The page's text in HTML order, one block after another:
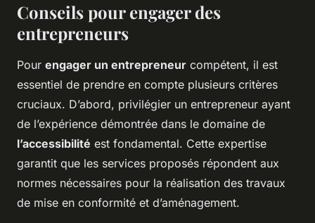
Conseils pour engager des
entrepreneurs
Pour engager un entrepreneur compétent, il est
essentiel de prendre en compte plusieurs critères
cruciaux. D’abord, privilégier un entrepreneur ayant
de l’expérience démontrée dans le domaine de
l’accessibilité est fondamental. Cette expertise
garantit que les services proposés répondent aux
normes nécessaires pour la réalisation des travaux
de mise en conformité et d’aménagement.